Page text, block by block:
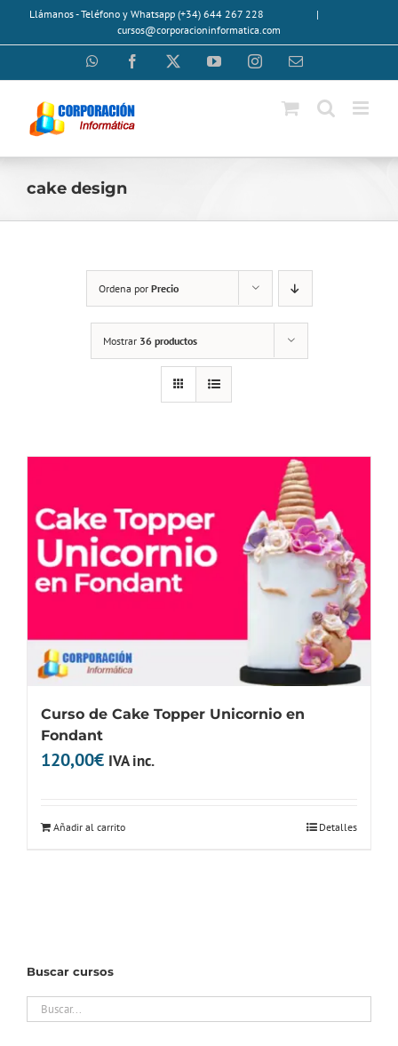
SaltarLlámanos - Teléfono y Whatsapp (+34) 644 267 228
|
cursos@corporacioninformatica.com
WhatsAppFacebook YouTubeInstagramCorreo
cake design
Ordena por Precio
Mostrar 36 productos
Curso de Cake Topper Unicornio en
Fondant
120,00€ IVA inc.
Añadir al carrito Detalles
Buscar cursos